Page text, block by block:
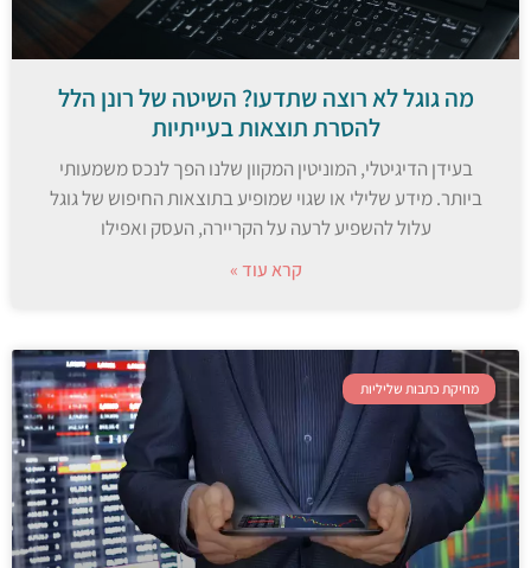
מה גוגל לא רוצה שתדעו? השיטה של רונן הלל
להסרת תוצאות בעייתיות
בעידן הדיגיטלי, המוניטין המקוון שלנו הפך לנכס משמעותי
ביותר. מידע שלילי או שגוי שמופיע בתוצאות החיפוש של גוגל
עלול להשפיע לרעה על הקריירה, העסק ואפילו
קרא עוד »
מחיקת כתבות שליליות